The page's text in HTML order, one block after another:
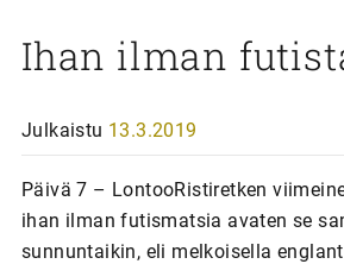
Ihan ilman
Julkaistu 13.3.2019
Päivä 7 – LontooRistiretken
ihan ilman futismatsia avaten se
sunnuntaikin, eli melkoisella